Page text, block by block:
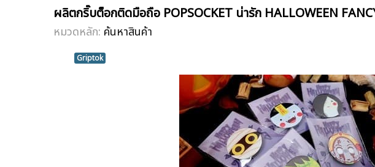
ผลิตกริ๊บต็อกติดมือถือ POPSOCKET น่ารัก HALLOWEEN
หมวดหลัก: ค้นหาสินค้า
Griptok